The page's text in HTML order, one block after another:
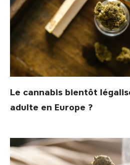
Le cannabis bientôt
adulte en Europe ?